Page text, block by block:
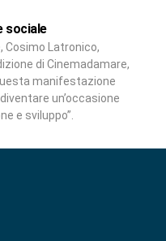
sociale
Cosimo Latronico,
di Cinemadamare,
manifestazione
un’occasione
e sviluppo”.